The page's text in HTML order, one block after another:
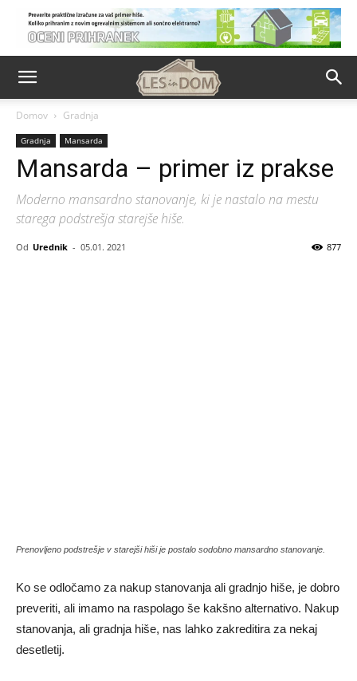
Domov Gradnja
Gradnja Mansarda
Mansarda – primer iz prakse
Moderno mansardno stanovanje, ki je nastalo na mestu
starega podstrešja starejše hiše.
Od Urednik - 05.01. 2021 877
Prenovljeno podstrešje v starejši hiši je postalo sodobno mansardno stanovanje.
Ko se odločamo za nakup stanovanja ali gradnjo hiše, je dobro
preveriti, ali imamo na raspolago še kakšno alternativo. Nakup
stanovanja, ali gradnja hiše, nas lahko zakreditira za nekaj
desetletij.